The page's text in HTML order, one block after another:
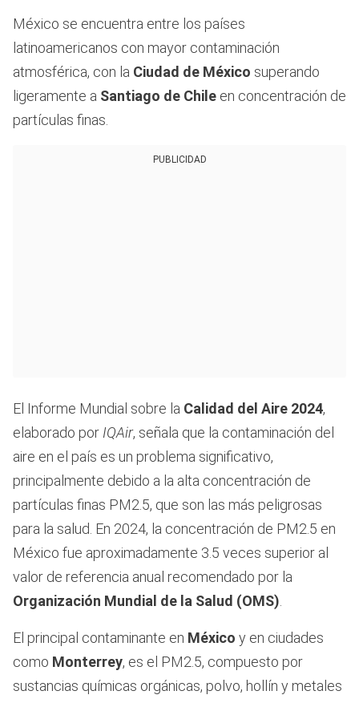
México se encuentra entre los países
latinoamericanos con mayor contaminación
atmosférica, con la Ciudad de México superando
ligeramente a Santiago de Chile en concentración de
partículas finas.
PUBLICIDAD
El Informe Mundial sobre la Calidad del Aire 2024,
elaborado por IQAir, señala que la contaminación del
aire en el país es un problema significativo,
principalmente debido a la alta concentración de
partículas finas PM2.5, que son las más peligrosas
para la salud. En 2024, la concentración de PM2.5 en
México fue aproximadamente 3.5 veces superior al
valor de referencia anual recomendado por la
Organización Mundial de la Salud (OMS)
El principal contaminante en México y en ciudades
como Monterrey, es el PM2.5, compuesto por
sustancias químicas orgánicas, polvo, hollín y metales